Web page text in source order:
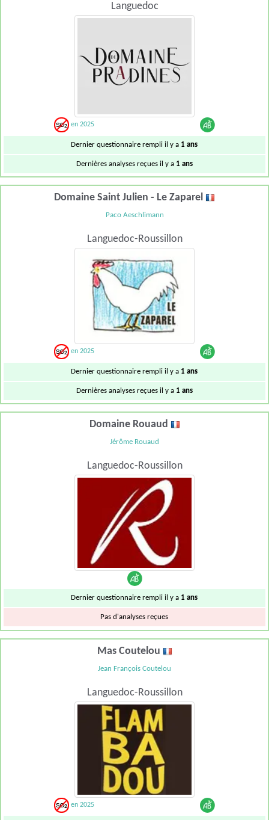
Languedoc
en 2025
Dernier questionnaire rempli il y a 1 ans
Dernières analyses reçues il y a 1 ans
Domaine Saint Julien - Le Zaparel
Paco Aeschlimann
Languedoc-Roussillon
en 2025
Dernier questionnaire rempli il y a 1 ans
Dernières analyses reçues il y a 1 ans
Domaine Rouaud
Jérôme Rouaud
Languedoc-Roussillon
Dernier questionnaire rempli il y a 1 ans
Pas d'analyses reçues
Mas Coutelou
Jean François Coutelou
Languedoc-Roussillon
en 2025